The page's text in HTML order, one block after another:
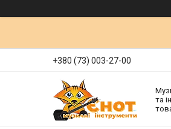
+380 (73) 003-27-00
та